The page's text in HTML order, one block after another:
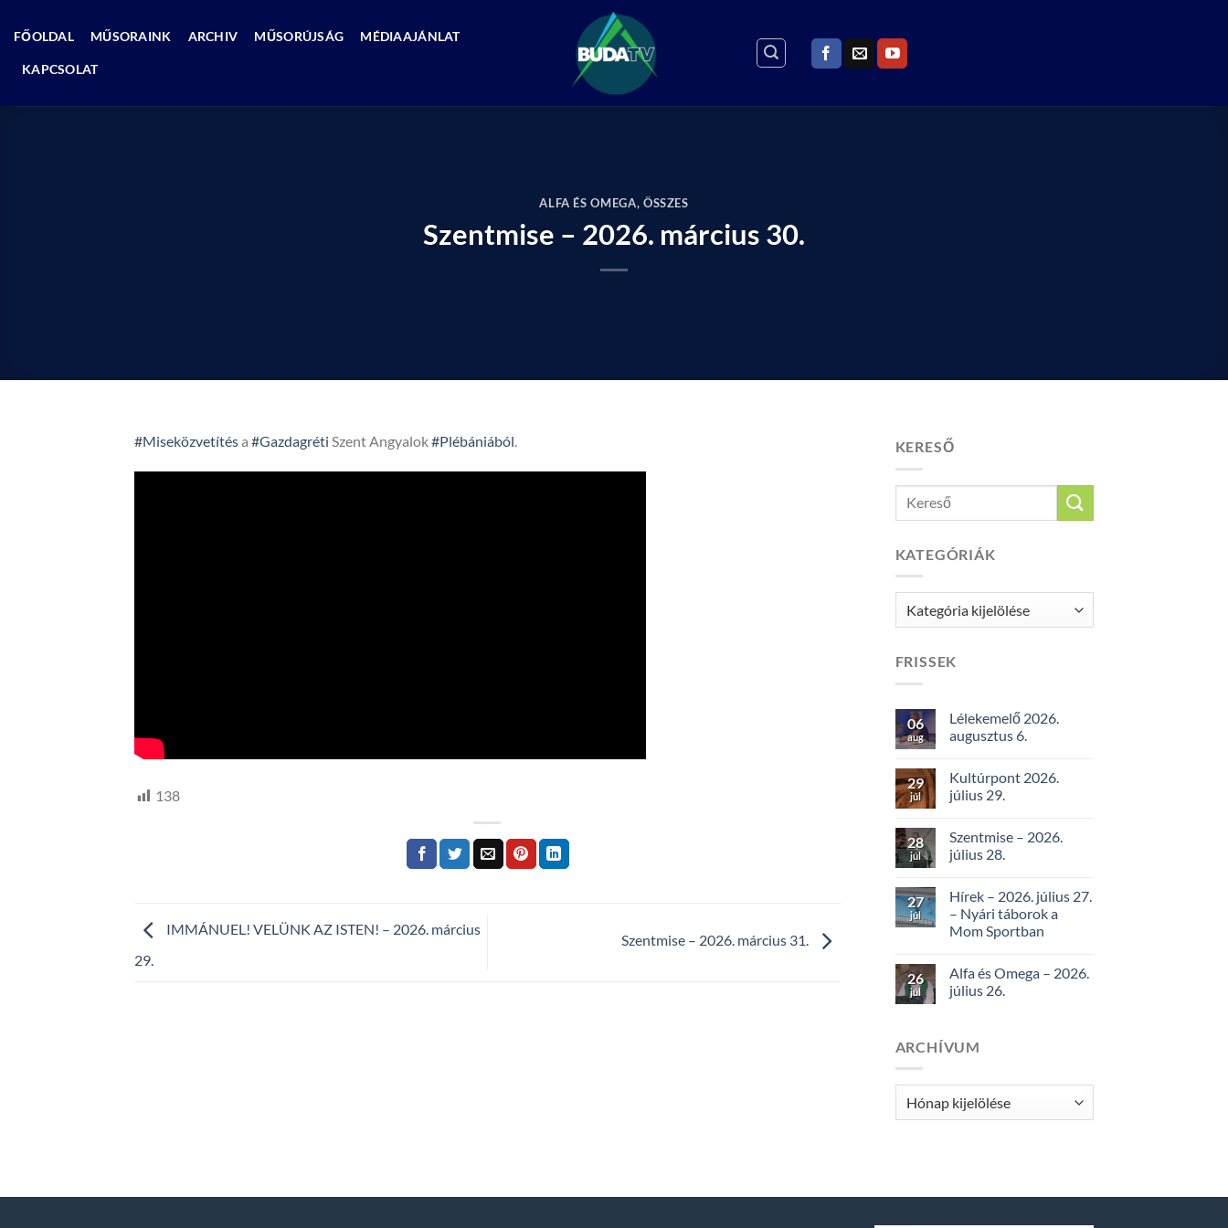
FŐOLDAL MŰSORAINK ARCHIV MŰSORÚJSÁG MÉDIAAJÁNLAT
KAPCSOLAT
ALFA ÉS OMEGA, ÖSSZES
Szentmise – 2026. március 30.
#Miseközvetítésa #Gazdagréti Szent Angyalok#Plébániából.
138
IMMÁNUEL! VELÜNK AZ ISTEN! – 2026. március
29.
Szentmise – 2026. március 31.
KERESŐ
KATEGÓRIÁK
Kategóriák
FRISSEK
06
aug
Lélekemelő 2026.
augusztus 6.
29
júl
Kultúrpont 2026.
július 29.
28
júl
Szentmise – 2026.
július 28.
27
júl
Hírek – 2026. július 27.
– Nyári táborok a
Mom Sportban
26
júl
Alfa és Omega – 2026.
július 26.
ARCHÍVUM
Archívum